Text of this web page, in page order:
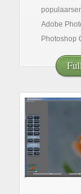
Adobe
Photoshop